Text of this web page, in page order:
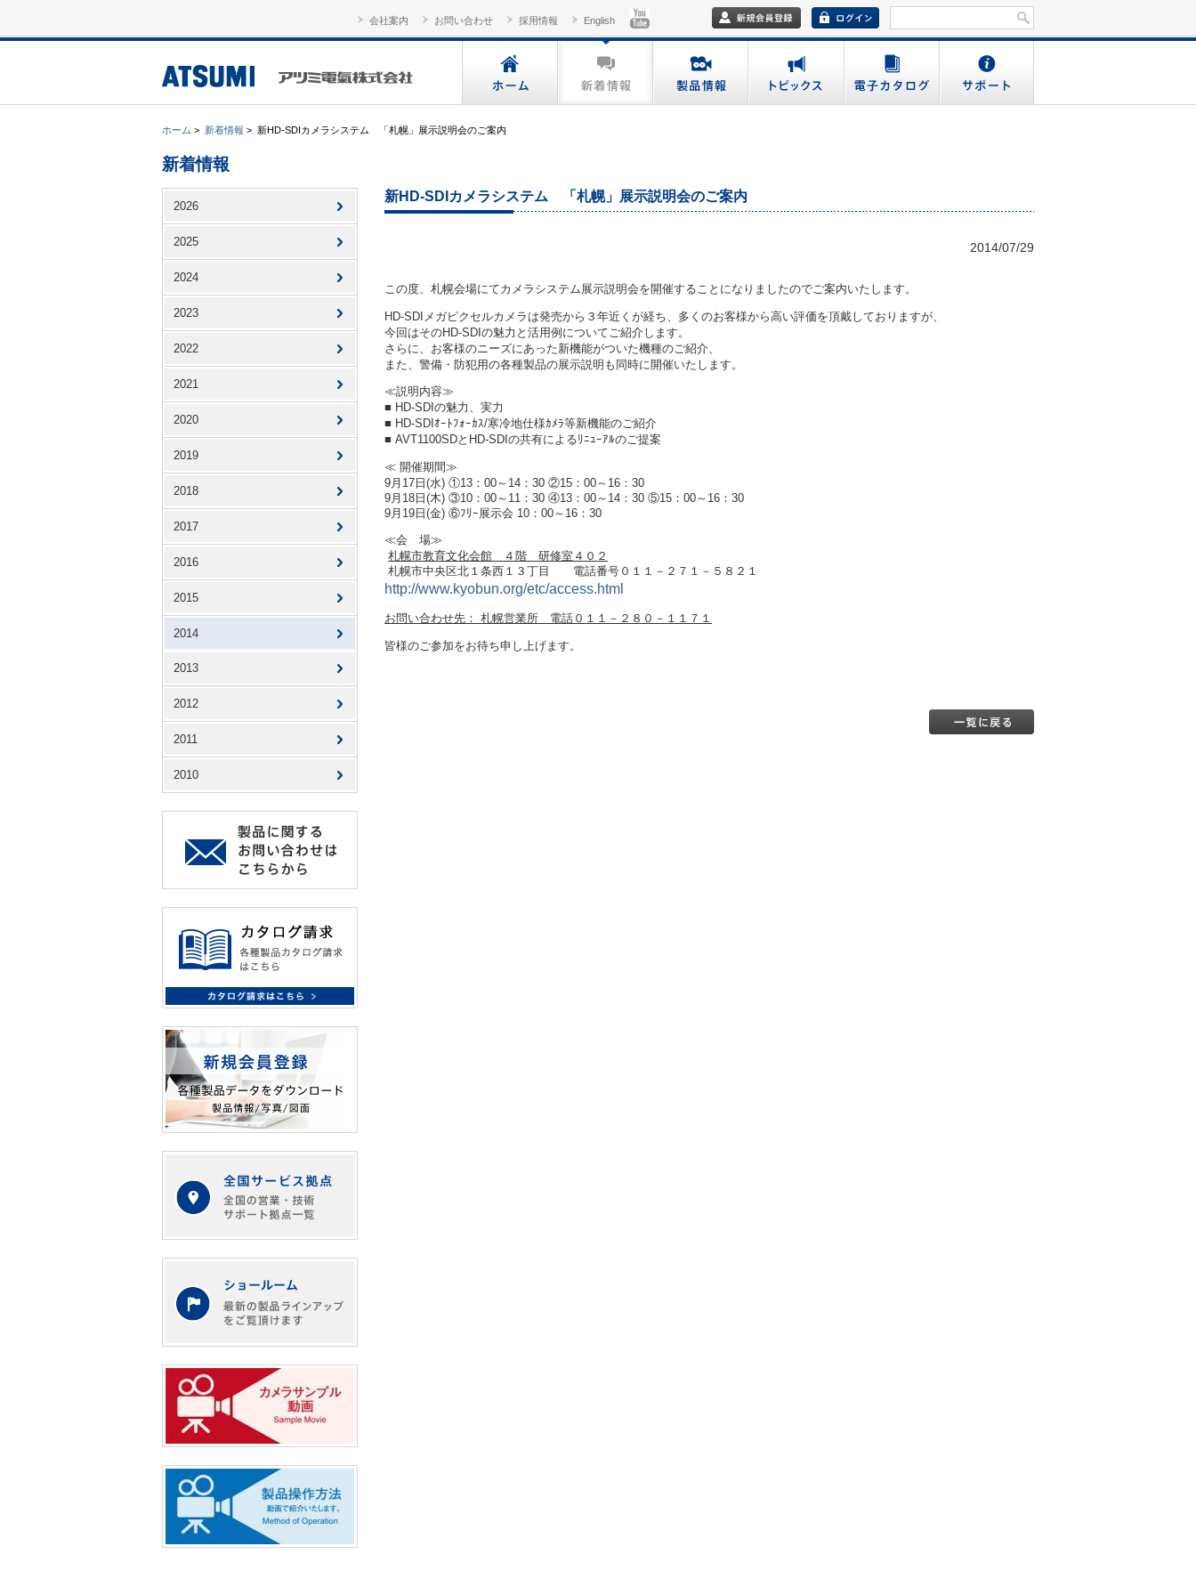
会社案内 お問い合わせ 採用情報 English
ホーム > 新着情報 > 新HD-SDIカメラシステム 「札幌」展示説明会のご案内
新着情報
新HD-SDIカメラシステム 「札幌」展示説明会のご案内
2014/07/29
この度、札幌会場にてカメラシステム展示説明会を開催することになりましたのでご案内いたします。
HD-SDIメガピクセルカメラは発売から３年近くが経ち、多くのお客様から高い評価を頂戴しておりますが、
今回はそのHD-SDIの魅力と活用例についてご紹介します。
さらに、お客様のニーズにあった新機能がついた機種のご紹介、
また、警備・防犯用の各種製品の展示説明も同時に開催いたします。
≪説明内容≫
■ HD-SDIの魅力、実力
■ HD-SDIｵｰﾄﾌｫｰｶｽ/寒冷地仕様ｶﾒﾗ等新機能のご紹介
■ AVT1100SDとHD-SDIの共有によるﾘﾆｭｰｱﾙのご提案
≪ 開催期間≫
9月 17 日 (水) ①13 ： 00～ 14 ： 30 ②15 ： 00～ 16 ： 30
9月 18 日 (木) ③10 ： 00～ 11 ： 30 ④13 ： 00～ 14 ： 30 ⑤15 ： 00～ 16 ： 30
9月 19 日 (金) ⑥ﾌﾘｰ展示会 10 ： 00～ 16 ： 30
≪会 場≫
札幌市教育文化会館 ４階 研修室４０２
札幌市中央区北１条西１３丁目 電話番号０１１－２７１－５８２１
http://www.kyobun.org/etc/access.html
お問い合わせ先： 札幌営業所 電話０１１－２８０－１１７１
皆様のご参加をお待ち申し上げます。
2026
2025
2024
2023
2022
2021
2020
2019
2018
2017
2016
2015
2014
2013
2012
2011
2010